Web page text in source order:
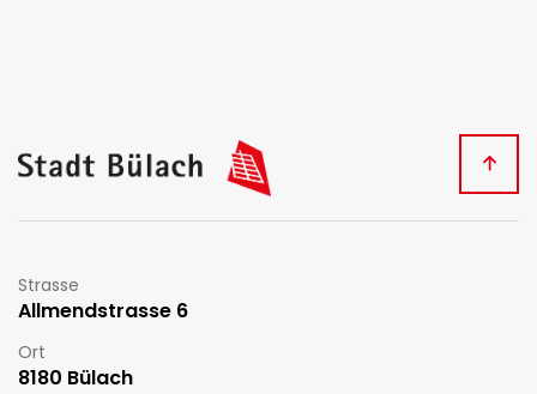
Kontakt
Strasse
Allmendstrasse 6
Ort
8180 Bülach